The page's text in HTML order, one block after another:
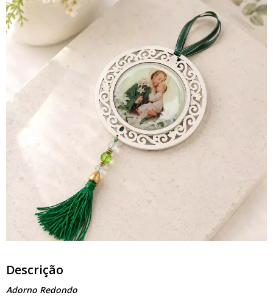
Descrição
Adorno Redondo